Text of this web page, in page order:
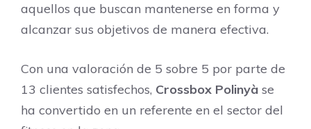
aquellos que buscan mantenerse en forma y
alcanzar sus objetivos de manera efectiva.
Con una valoración de 5 sobre 5 por parte de
13 clientes satisfechos, Crossbox Polinyà se
ha convertido en un referente en el sector del